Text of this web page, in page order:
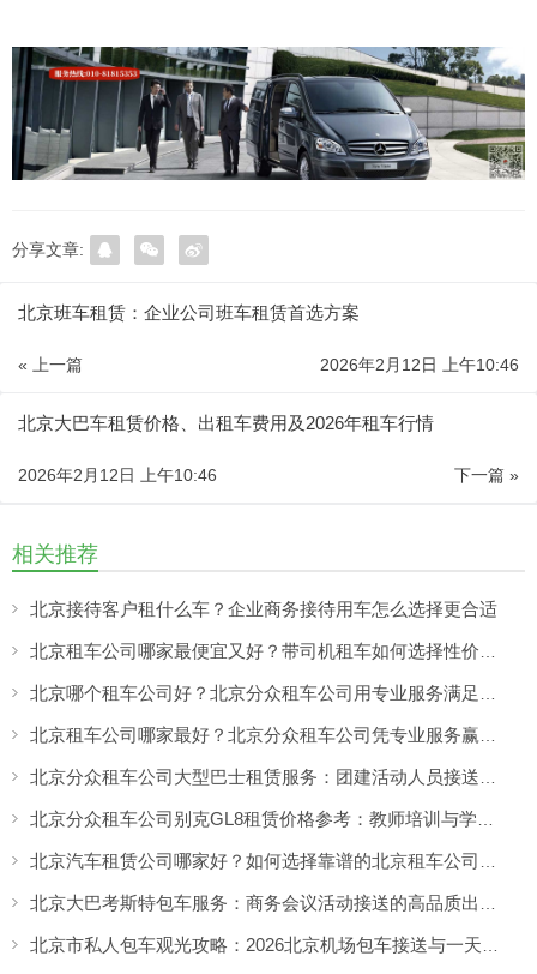
分享文章:
北京班车租赁：企业公司班车租赁首选方案
« 上一篇 2026年2月12日 上午10:46
北京大巴车租赁价格、出租车费用及2026年租车行情
下一篇 »
2026年2月12日 上午10:46
相关推荐
北京接待客户租什么车？企业商务接待用车怎么选择更合适
北京租车公司哪家最便宜又好？带司机租车如何选择性价比高的服务
北京哪个租车公司好？北京分众租车公司用专业服务满足商务、旅游多场景出行需求
北京租车公司哪家最好？北京分众租车公司凭专业服务赢得客户认可
北京分众租车公司大型巴士租赁服务：团建活动人员接送更方便，团队出行热闹又省心
北京分众租车公司别克GL8租赁价格参考：教师培训与学校活动出行更舒适的选择
北京汽车租赁公司哪家好？如何选择靠谱的北京租车公司，看专业服务与真实口碑
北京大巴考斯特包车服务：商务会议活动接送的高品质出行方案
北京市私人包车观光攻略：2026北京机场包车接送与一天市区包车游览服务指南